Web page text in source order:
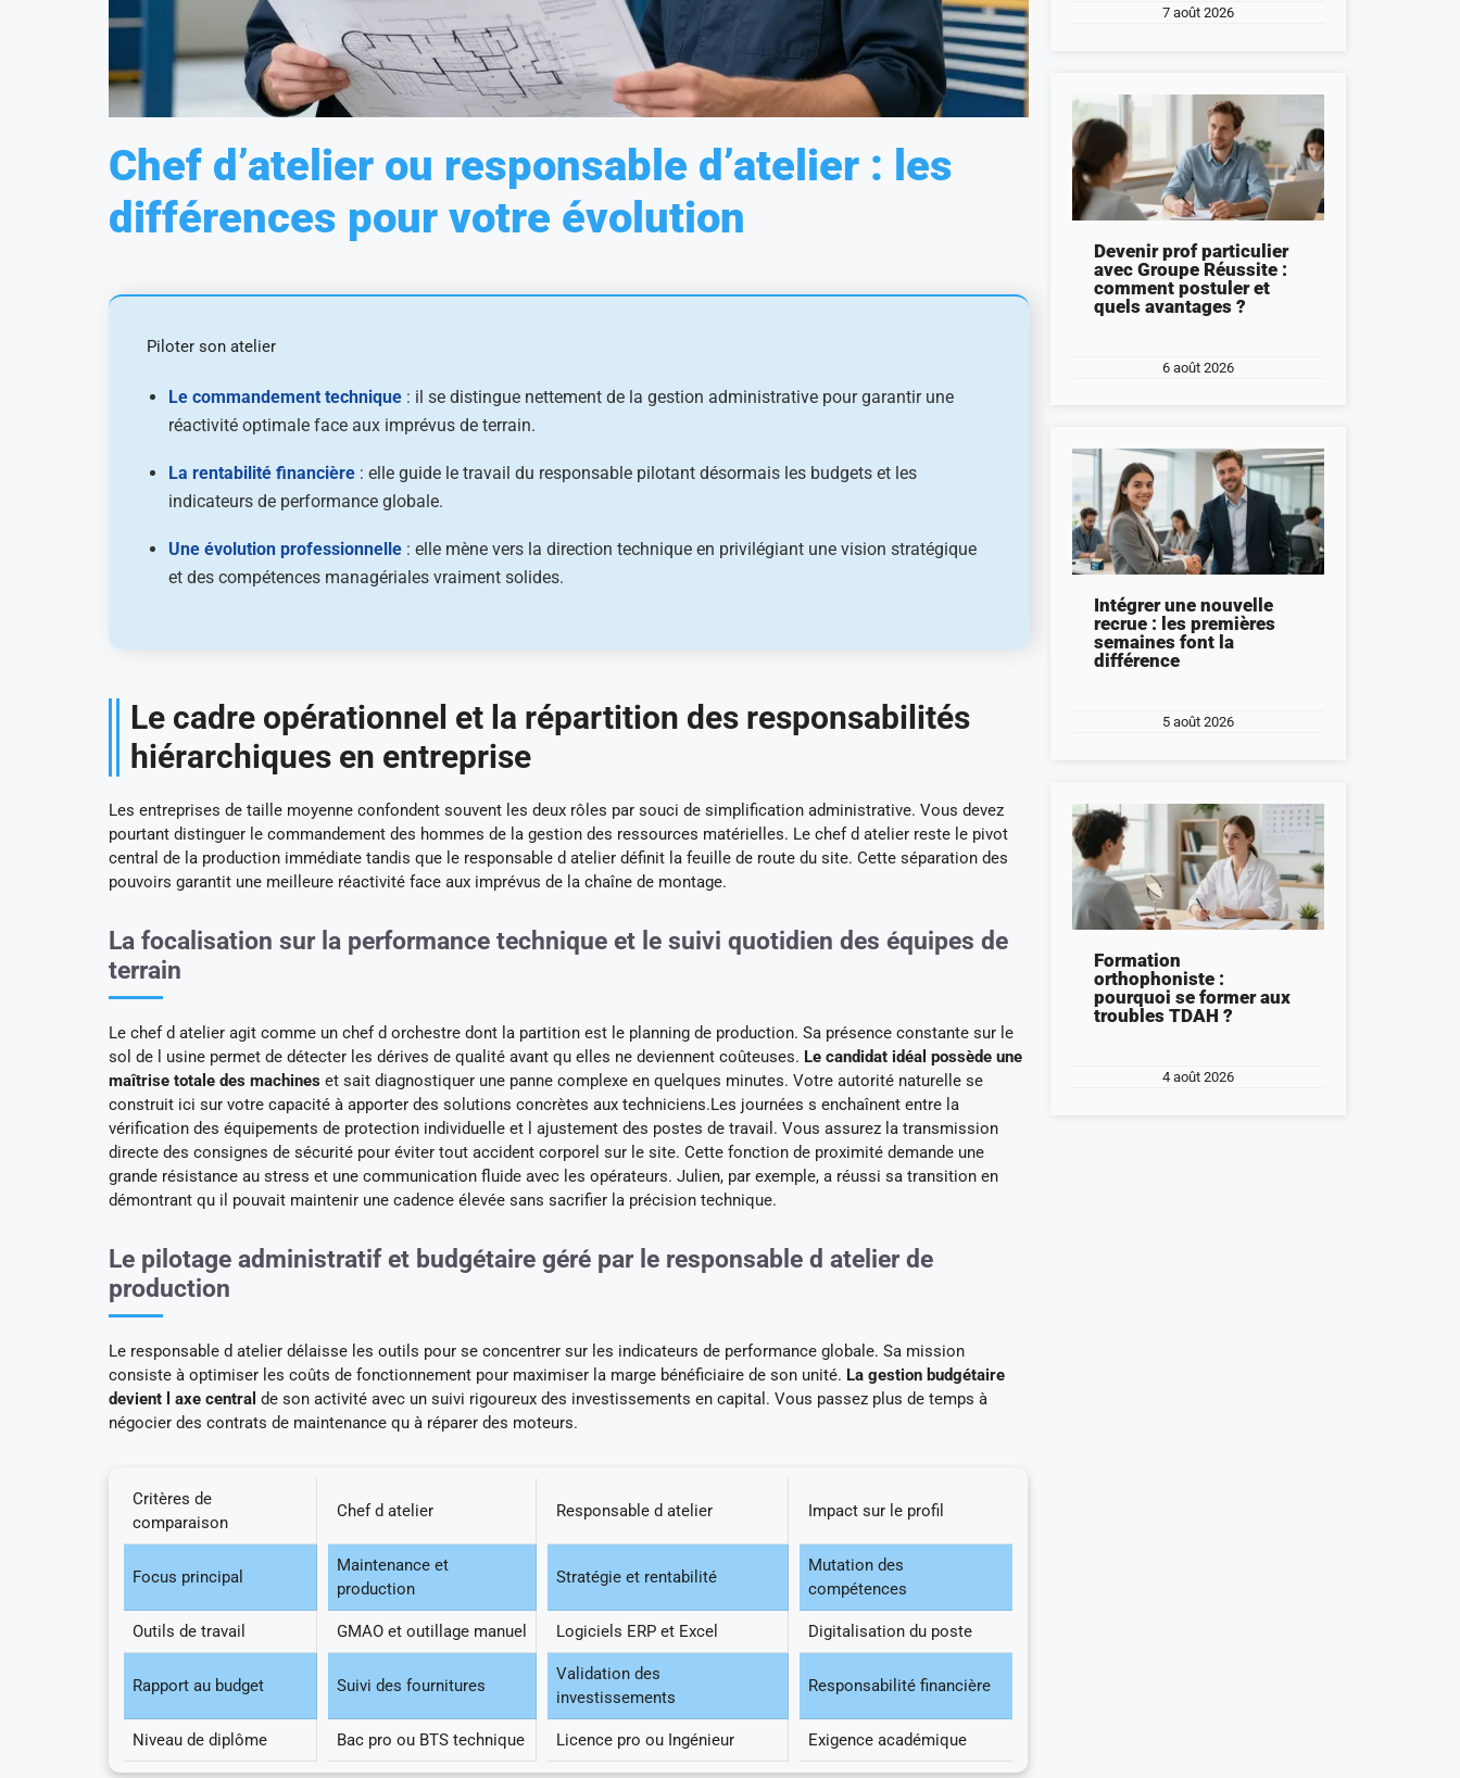
Chef d’atelier ou responsable d’atelier : les
différences pour votre évolution
Piloter son atelier
Le commandement technique : il se distingue nettement de la gestion administrative pour garantir une
réactivité optimale face aux imprévus de terrain.
La rentabilité financière : elle guide le travail du responsable pilotant désormais les budgets et les
indicateurs de performance globale.
Une évolution professionnelle : elle mène vers la direction technique en privilégiant une vision stratégique
et des compétences managériales vraiment solides.
Le cadre opérationnel et la répartition des responsabilités
hiérarchiques en entreprise
Les entreprises de taille moyenne confondent souvent les deux rôles par souci de simplification administrative. Vous devez
pourtant distinguer le commandement des hommes de la gestion des ressources matérielles. Le chef d atelier reste le pivot
central de la production immédiate tandis que le responsable d atelier définit la feuille de route du site. Cette séparation des
pouvoirs garantit une meilleure réactivité face aux imprévus de la chaîne de montage.
La focalisation sur la performance technique et le suivi quotidien des équipes de
terrain
Le chef d atelier agit comme un chef d orchestre dont la partition est le planning de production. Sa présence constante sur le
sol de l usine permet de détecter les dérives de qualité avant qu elles ne deviennent coûteuses. Le candidat idéal possède une
maîtrise totale des machines et sait diagnostiquer une panne complexe en quelques minutes. Votre autorité naturelle se
construit ici sur votre capacité à apporter des solutions concrètes aux techniciens.Les journées s enchaînent entre la
vérification des équipements de protection individuelle et l ajustement des postes de travail. Vous assurez la transmission
directe des consignes de sécurité pour éviter tout accident corporel sur le site. Cette fonction de proximité demande une
grande résistance au stress et une communication fluide avec les opérateurs. Julien, par exemple, a réussi sa transition en
démontrant qu il pouvait maintenir une cadence élevée sans sacrifier la précision technique.
Le pilotage administratif et budgétaire géré par le responsable d atelier de
production
Le responsable d atelier délaisse les outils pour se concentrer sur les indicateurs de performance globale. Sa mission
consiste à optimiser les coûts de fonctionnement pour maximiser la marge bénéficiaire de son unité. La gestion budgétaire
devient l axe central de son activité avec un suivi rigoureux des investissements en capital. Vous passez plus de temps à
négocier des contrats de maintenance qu à réparer des moteurs.
Critères de
comparaison
Chef d atelier Responsable d atelier Impact sur le profil
Focus principal
Maintenance et
production
Stratégie et rentabilité
Mutation des
compétences
Outils de travail GMAO et outillage manuel Logiciels ERP et Excel Digitalisation du poste
Rapport au budget Suivi des fournitures
Validation des
investissements
Responsabilité financière
Niveau de diplôme Bac pro ou BTS technique Licence pro ou Ingénieur Exigence académique
7 août 2026
Devenir prof particulier
avec Groupe Réussite :
comment postuler et
quels avantages ?
6 août 2026
Intégrer une nouvelle
recrue : les premières
semaines font la
différence
5 août 2026
Formation
orthophoniste :
pourquoi se former aux
troubles TDAH ?
4 août 2026